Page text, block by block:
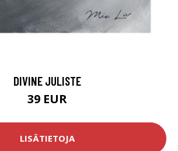
DIVINE JULISTE
39 EUR
LISÄTIETOJA